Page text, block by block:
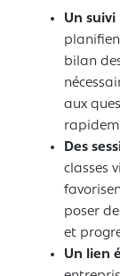
Un
bilan
aux
Des
classes
poser
et
Un lien